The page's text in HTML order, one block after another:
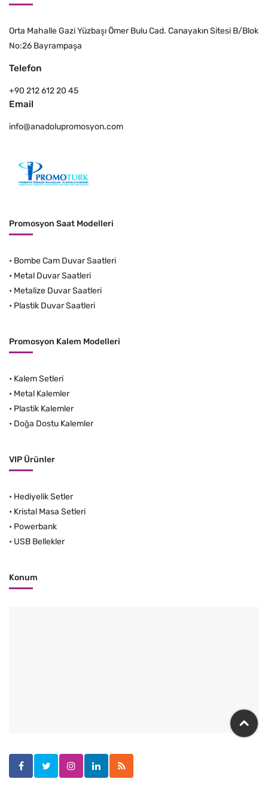
Orta Mahalle Gazi Yüzbaşı Ömer Bulu Cad. Canayakın Sitesi B/Blok
No:26 Bayrampaşa
Telefon
+90 212 612 20 45
Email
info@anadolupromosyon.com
Promosyon Saat Modelleri
• Bombe Cam Duvar Saatleri
• Metal Duvar Saatleri
• Metalize Duvar Saatleri
• Plastik Duvar Saatleri
Promosyon Kalem Modelleri
• Kalem Setleri
• Metal Kalemler
• Plastik Kalemler
• Doğa Dostu Kalemler
VIP Ürünler
• Hediyelik Setler
• Kristal Masa Setleri
• Powerbank
• USB Bellekler
Konum